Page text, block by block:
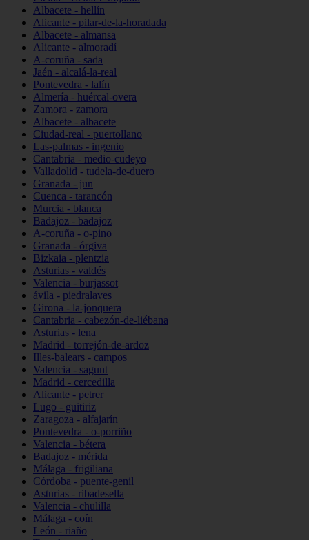
Albacete - hellín
Alicante - pilar-de-la-horadada
Albacete - almansa
Alicante - almoradí
A-coruña - sada
Jaén - alcalá-la-real
Pontevedra - lalín
Almería - huércal-overa
Zamora - zamora
Albacete - albacete
Ciudad-real - puertollano
Las-palmas - ingenio
Cantabria - medio-cudeyo
Valladolid - tudela-de-duero
Granada - jun
Cuenca - tarancón
Murcia - blanca
Badajoz - badajoz
A-coruña - o-pino
Granada - órgiva
Bizkaia - plentzia
Asturias - valdés
Valencia - burjassot
ávila - piedralaves
Girona - la-jonquera
Cantabria - cabezón-de-liébana
Asturias - lena
Madrid - torrejón-de-ardoz
Illes-balears - campos
Valencia - sagunt
Madrid - cercedilla
Alicante - petrer
Lugo - guitiriz
Zaragoza - alfajarín
Pontevedra - o-porriño
Valencia - bétera
Badajoz - mérida
Málaga - frigiliana
Córdoba - puente-genil
Asturias - ribadesella
Valencia - chulilla
Málaga - coín
León - riaño